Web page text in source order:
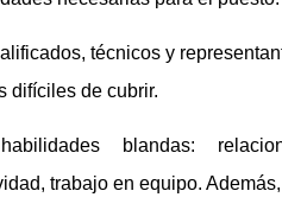
técnicos y
difíciles de cubrir.
blandas:
trabajo en equipo.